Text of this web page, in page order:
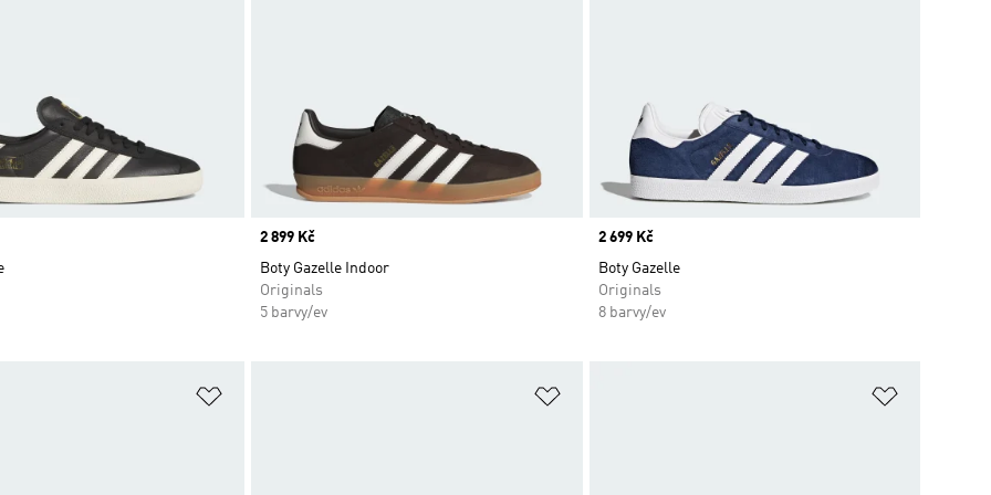
Price
2 899 Kč
Boty Gazelle Indoor
Originals
5 barvy/ev
Price
2 699 Kč
Boty Gazelle
Originals
8 barvy/ev